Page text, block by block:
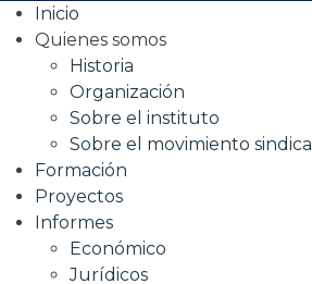
Inicio
Quienes somos
Historia
Organización
Sobre el instituto
Sobre el movimiento sindical
Formación
Proyectos
Informes
Económico
Jurídicos